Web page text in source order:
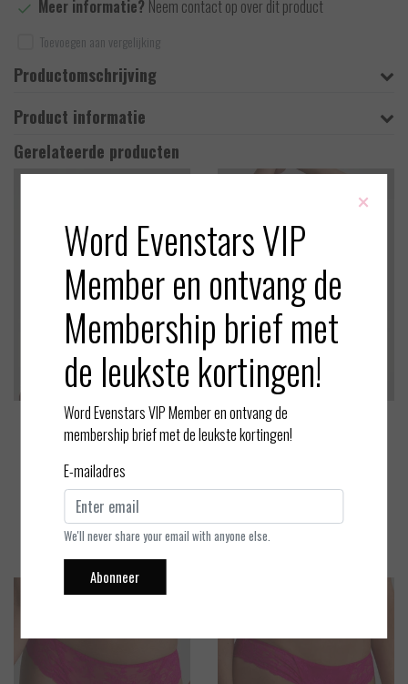
Meer informatie? Neem contact op over dit product
Toevoegen aan vergelijking
Productomschrijving
Product informatie
Gerelateerde producten
Marie Jo
EUR 107,00
Bekijken
Marie Jo
EUR 91,90
Bekijken
×
Word Evenstars VIP
Member en ontvang de
Membership brief met
de leukste kortingen!
Word Evenstars VIP Member en ontvang de
membership brief met de leukste kortingen!
E-mailadres
We'll never share your email with anyone else.
Abonneer